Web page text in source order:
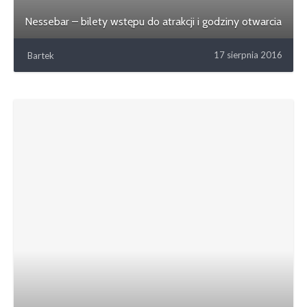
Nessebar – bilety wstępu do atrakcji i godziny otwarcia
Bartek 17 sierpnia 2016